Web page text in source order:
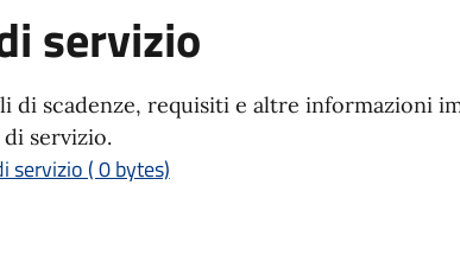
servizio
di scadenze, requisiti e altre informazioni
servizio.
servizio ( 0 bytes)